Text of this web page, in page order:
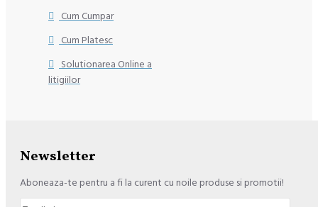
Cum Cumpar
Cum Platesc
Solutionarea Online a
litigiilor
Newsletter
Aboneaza-te pentru a fi la curent cu noile produse si promotii!